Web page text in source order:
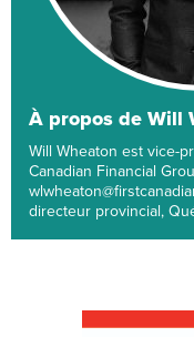
À propos de Will
Will Wheaton est vice-
Canadian Financial
directeur provincial,